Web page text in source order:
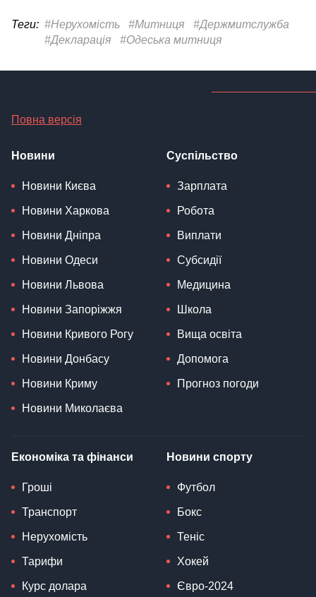
Теги: #Нерухомість #Митниця
#Держмитслужба
#Декларація
#Одеська митниця
Повна версія
Новини
Новини Києва
Новини Харкова
Новини Дніпра
Новини Одеси
Новини Львова
Новини Запоріжжя
Новини Кривого Рогу
Новини Донбасу
Новини Криму
Новини Миколаєва
Суспільство
Зарплата
Робота
Виплати
Субсидії
Медицина
Школа
Вища освіта
Допомога
Прогноз погоди
Економіка та фінанси
Гроші
Транспорт
Нерухомість
Тарифи
Курс долара
Новини спорту
Футбол
Бокс
Теніс
Хокей
Євро-2024